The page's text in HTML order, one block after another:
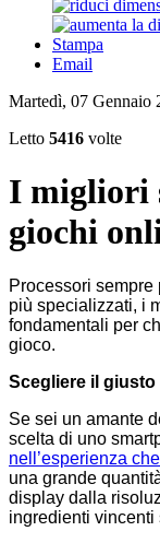
Stampa
Email
Martedì, 07 Gennaio
Letto 5416 volte
I migliori
giochi
Processori sempre
più specializzati, i
fondamentali per
gioco.
Scegliere il
Se sei un amante
scelta di uno
nell’esperienza
una grande
display dalla
ingredienti